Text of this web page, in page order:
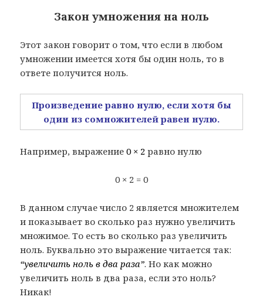
Закон умножения на ноль
Этот закон говорит о том, что если в любом
умножении имеется хотя бы один ноль, то в
ответе получится ноль.
Произведение равно нулю, если хотя бы
один из сомножителей равен нулю.
Например, выражение0 × 2 равно нулю
0 × 2 = 0
В данном случае число 2 является множителем
и показывает во сколько раз нужно увеличить
множимое. То есть во сколько раз увеличить
ноль. Буквально это выражение читается так:
“увеличить ноль в два раза”. Но как можно
увеличить ноль в два раза, если это ноль?
Никак!